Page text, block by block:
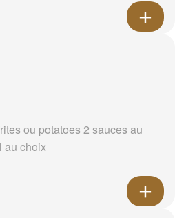
ou potatoes 2 sauces au
au choix